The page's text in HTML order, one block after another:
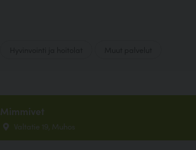
Mimmivet
Valtatie 19, Muhos